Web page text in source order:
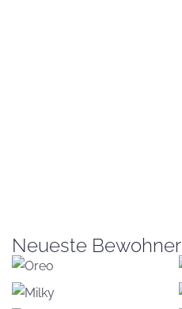
Neueste Bewohner